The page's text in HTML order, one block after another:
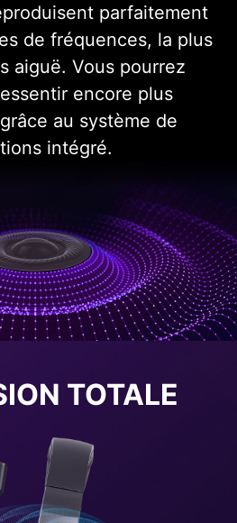
parfaitement
de fréquences, la plus
aiguë. Vous pourrez
encore plus
au système de
intégré.
TOTALE